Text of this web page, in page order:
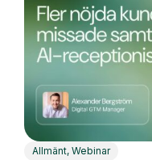
Allmänt, Webinar